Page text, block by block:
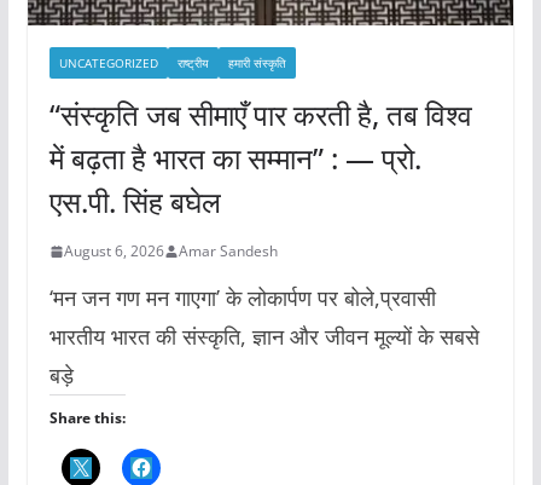
UNCATEGORIZED राष्ट्रीय हमारी संस्कृति
“संस्कृति जब सीमाएँ पार करती है, तब विश्व
में बढ़ता है भारत का सम्मान” : — प्रो.
एस.पी. सिंह बघेल
August 6, 2026 Amar Sandesh
‘मन जन गण मन गाएगा’ के लोकार्पण पर बोले,प्रवासी
भारतीय भारत की संस्कृति, ज्ञान और जीवन मूल्यों के सबसे
बड़े
Share this: